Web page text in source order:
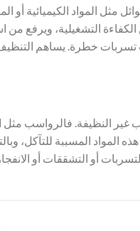
مثل المواد الكيميائية أو
التشغيلية، ويرفع من
خطرة. يساهم
غير النظيفة. فالرواسب
المواد المسببة للتآكل،
أو التشققات أو